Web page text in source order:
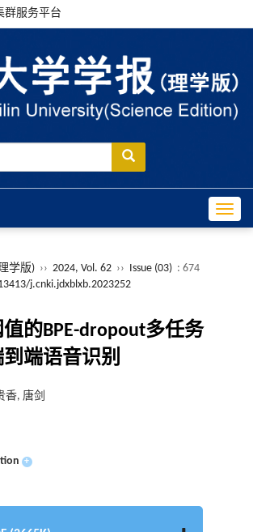
群服务平台
学版) ›› 2024, Vol. 62 ›› Issue (03) : 674
j.cnki.jdxblxb.2023252
的BPE-dropout多任务
端语音识别
香, 唐剑
+